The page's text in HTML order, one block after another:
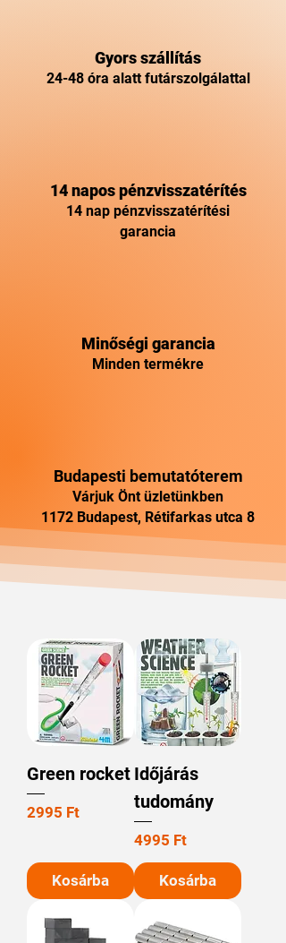
Gyors szállítás
24-48 óra alatt futárszolgálattal
14 napos pénzvisszatérítés
14 nap pénzvisszatérítési
garancia
Minőségi garancia
Minden termékre
Budapesti bemutatóterem
Várjuk Önt üzletünkben
1172 Budapest, Rétifarkas utca 8
Green rocket
Ár
2995 Ft
Kosárba
Időjárás
tudomány
Ár
4995 Ft
Kosárba